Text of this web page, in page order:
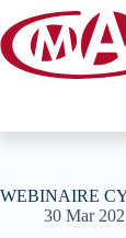
au
contenu
WEBINAIRE
30 Mar